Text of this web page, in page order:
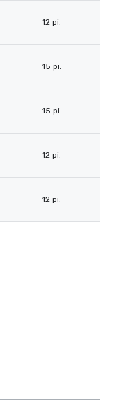
12 pi.
15 pi.
15 pi.
12 pi.
12 pi.